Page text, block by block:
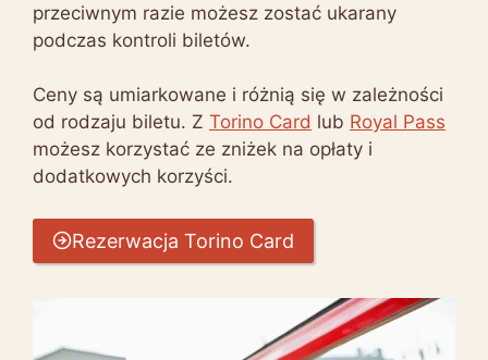
przeciwnym razie możesz zostać ukarany
podczas kontroli biletów.
Ceny są umiarkowane i różnią się w zależności
od rodzaju biletu. Z Torino Card lub Royal Pass
możesz korzystać ze zniżek na opłaty i
dodatkowych korzyści.
Rezerwacja Torino Card